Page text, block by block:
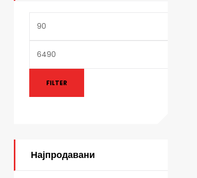
FILTER
Најпродавани